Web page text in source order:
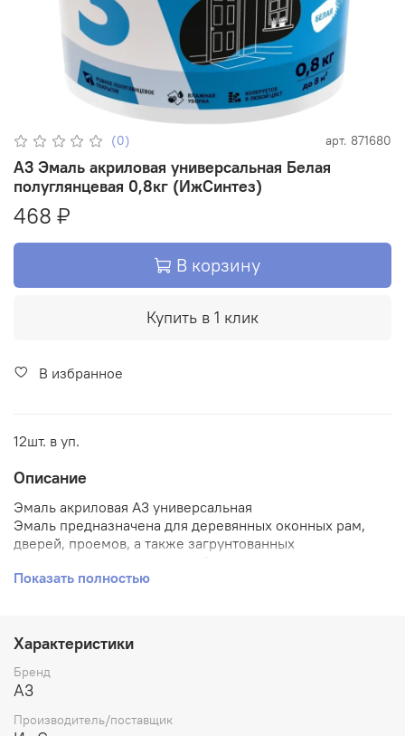
(0) арт. 871680
A3 Эмаль акриловая универсальная Белая
полуглянцевая 0,8кг (ИжСинтез)
468 ₽
В корзину
Купить в 1 клик
В избранное
12шт. в уп.
Описание
Эмаль акриловая А3 универсальная
Эмаль предназначена для деревянных оконных рам,
дверей, проемов, а также загрунтованных
поверхностей, эксплуатируемых в атмосферных
окрашенные поверхности.
экологически чистая, не имеет резкого запаха.
Показать полностью
Характеристики
Бренд
A3
Производитель/поставщик